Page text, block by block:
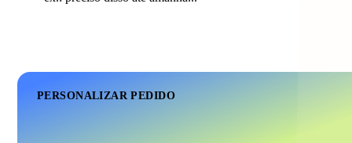
PERSONALIZAR PEDIDO